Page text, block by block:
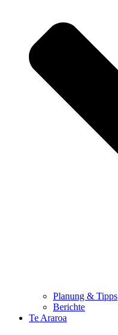
Planung & Tipps
Berichte
Te Araroa